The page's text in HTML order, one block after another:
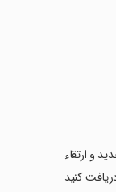
و ارتقاء
کنید